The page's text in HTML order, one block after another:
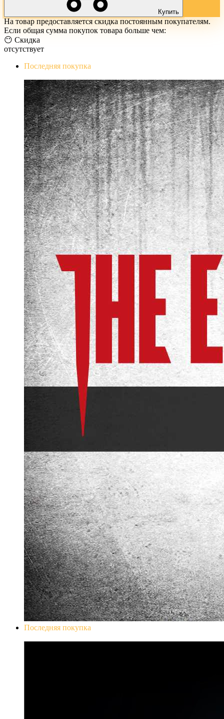
Купить
На товар предоставляется скидка постоянным покупателям.
Если общая сумма покупок товара больше чем:
😶 Скидка
отсутствует
Последняя покупка
Последняя покупка